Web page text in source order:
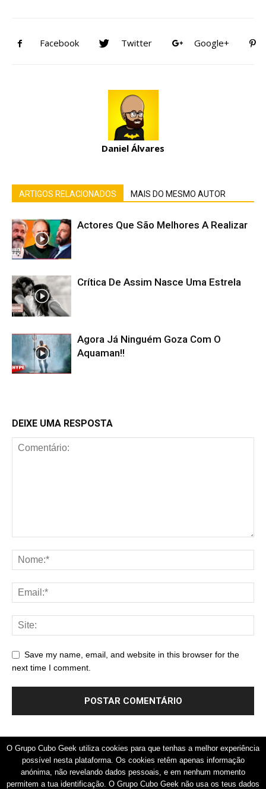
Facebook Twitter Google+
Daniel Álvares
ARTIGOS RELACIONADOS MAIS DO MESMO AUTOR
Actores Que São Melhores A Realizar
Crítica De Assim Nasce Uma Estrela
Agora Já Ninguém Goza Com O
Aquaman!!
DEIXE UMA RESPOSTA
Save my name, email, and website in this browser for the
next time I comment.
COMO ANUNCIAR
POLÍTICA DE PRIVACIDADE
TERMOS E CONDIÇÕES
REGRAS DA COMUNIDADE
O Grupo Cubo Geek utiliza cookies para que tenhas a melhor experiência
possível nesta plataforma. Os cookies retêm apenas informação
anónima, não revelando dados pessoais, e em nenhum momento
permitem a tua identificação. O Grupo Cubo Geek não usa os teus dados